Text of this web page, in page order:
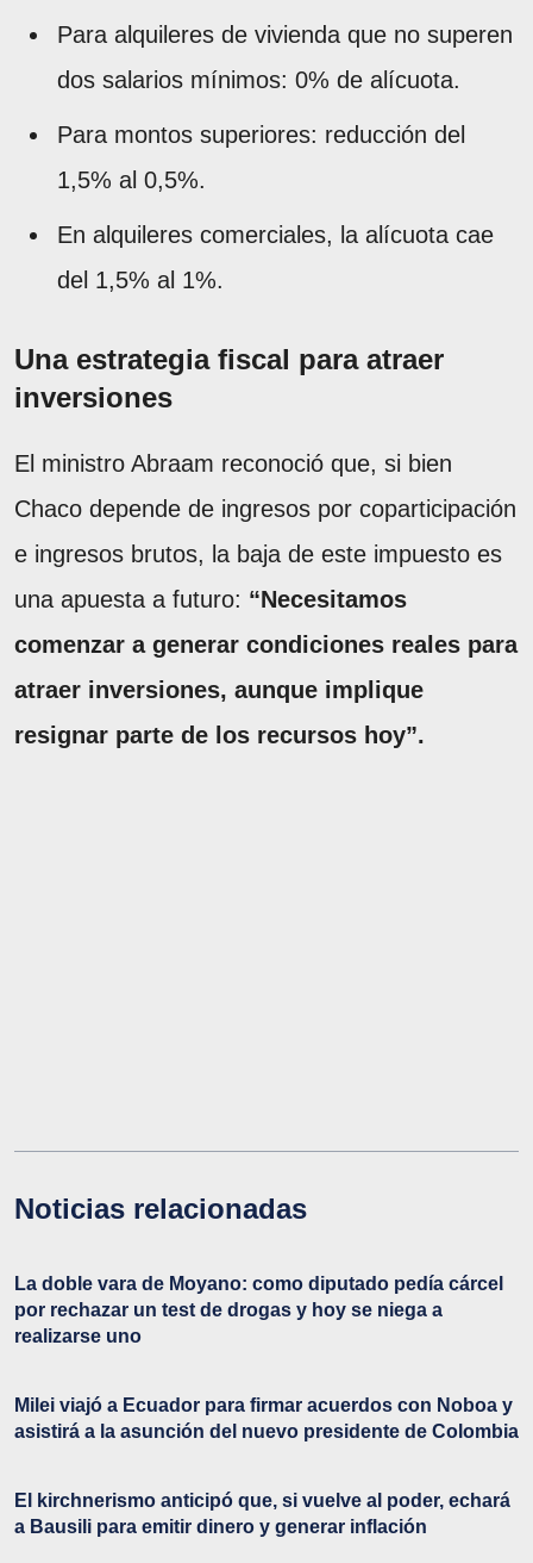
Para alquileres de vivienda que no superen
dos salarios mínimos: 0% de alícuota.
Para montos superiores: reducción del
1,5% al 0,5%.
En alquileres comerciales, la alícuota cae
del 1,5% al 1%.
Una estrategia fiscal para atraer
inversiones
El ministro Abraam reconoció que, si bien
Chaco depende de ingresos por coparticipación
e ingresos brutos, la baja de este impuesto es
una apuesta a futuro: “Necesitamos
comenzar a generar condiciones reales para
atraer inversiones, aunque implique
resignar parte de los recursos hoy”.
Noticias relacionadas
La doble vara de Moyano: como diputado pedía cárcel
por rechazar un test de drogas y hoy se niega a
realizarse uno
Milei viajó a Ecuador para firmar acuerdos con Noboa y
asistirá a la asunción del nuevo presidente de Colombia
El kirchnerismo anticipó que, si vuelve al poder, echará
a Bausili para emitir dinero y generar inflación